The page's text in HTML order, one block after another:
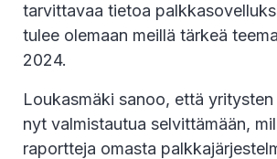
tarvittavaa tietoa
tulee olemaan meillä tärkeä
2024.
Loukasmäki sanoo, että
nyt valmistautua selvittämään,
raportteja omasta